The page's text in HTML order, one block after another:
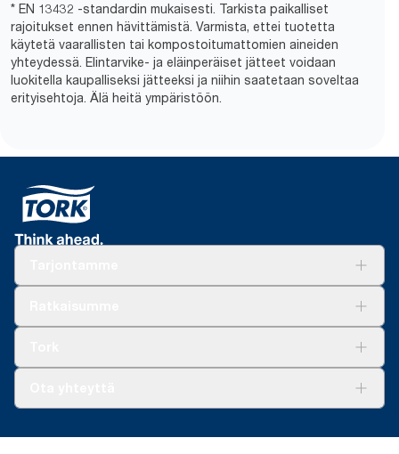
* EN 13432 -standardin mukaisesti. Tarkista paikalliset
rajoitukset ennen hävittämistä. Varmista, ettei tuotetta
käytetä vaarallisten tai kompostoitumattomien aineiden
yhteydessä. Elintarvike- ja eläinperäiset jätteet voidaan
luokitella kaupalliseksi jätteeksi ja niihin saatetaan soveltaa
erityisehtoja. Älä heitä ympäristöön.
(+358) 9 5068 8222